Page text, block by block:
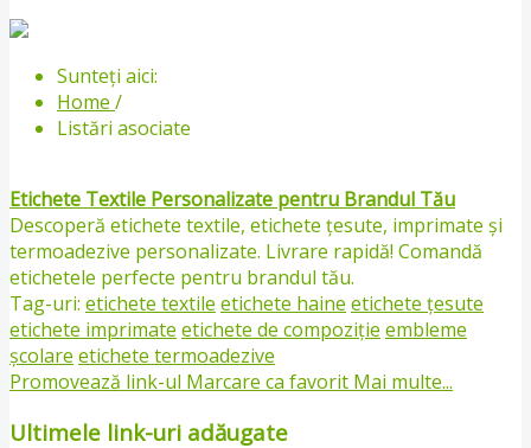
Sunteți aici:
Home /
Listări asociate
Etichete Textile Personalizate pentru Brandul Tău
Descoperă etichete textile, etichete țesute, imprimate și
termoadezive personalizate. Livrare rapidă! Comandă
etichetele perfecte pentru brandul tău.
Tag-uri: etichete textile etichete haine etichete țesute
etichete imprimate etichete de compoziție embleme
școlare etichete termoadezive
Promovează link-ul Marcare ca favorit Mai multe...
Ultimele link-uri adăugate